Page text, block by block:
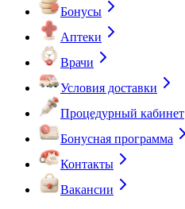
Бонусы
Аптеки
Врачи
Условия доставки
Процедурный кабинет
Бонусная программа
Контакты
Вакансии